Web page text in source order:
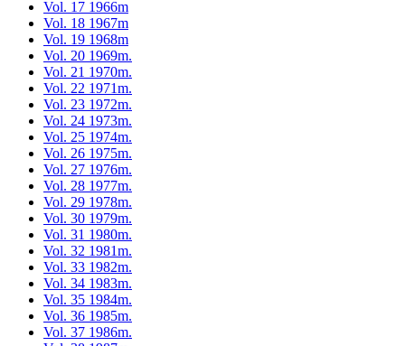
Vol. 17 1966m
Vol. 18 1967m
Vol. 19 1968m
Vol. 20 1969m.
Vol. 21 1970m.
Vol. 22 1971m.
Vol. 23 1972m.
Vol. 24 1973m.
Vol. 25 1974m.
Vol. 26 1975m.
Vol. 27 1976m.
Vol. 28 1977m.
Vol. 29 1978m.
Vol. 30 1979m.
Vol. 31 1980m.
Vol. 32 1981m.
Vol. 33 1982m.
Vol. 34 1983m.
Vol. 35 1984m.
Vol. 36 1985m.
Vol. 37 1986m.